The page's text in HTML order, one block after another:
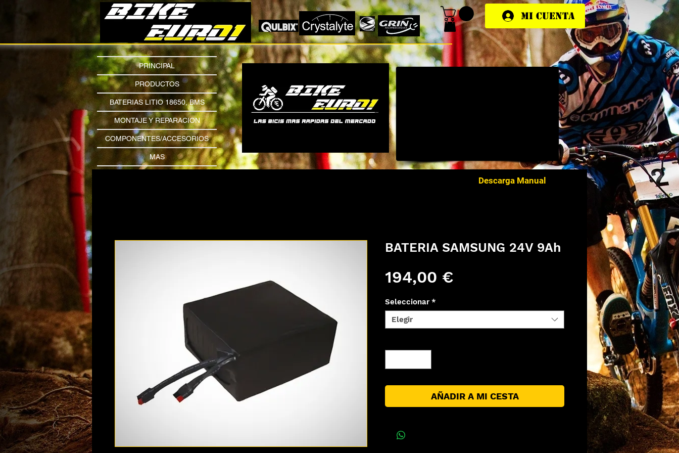
Mi cuenta
BATERIA SAMSUNG 24V 9Ah
194,00 €Precio
Seleccionar *
Elegir
AÑADIR A MI CESTA
Descarga Manual
PRINCIPAL
PRODUCTOS
BATERIAS LITIO 18650, BMS
MONTAJE Y REPARACION
COMPONENTES/ACCESORIOS
MAS